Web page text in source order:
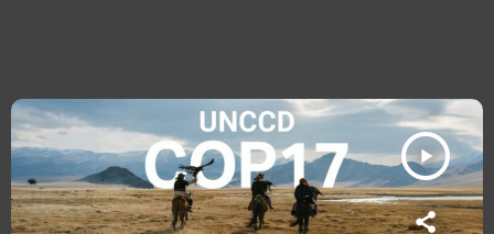
play_arrow